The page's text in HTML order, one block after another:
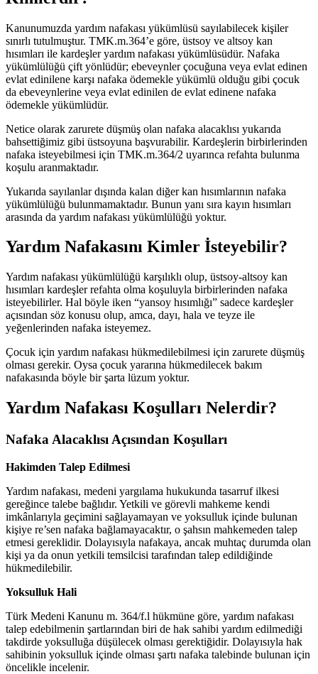
Kanunumuzda yardım nafakası yükümlüsü sayılabilecek kişiler
sınırlı tutulmuştur. TMK.m.364’e göre, üstsoy ve altsoy kan
hısımları ile kardeşler yardım nafakası yükümlüsüdür. Nafaka
yükümlülüğü çift yönlüdür; ebeveynler çocuğuna veya evlat edinen
evlat edinilene karşı nafaka ödemekle yükümlü olduğu gibi çocuk
da ebeveynlerine veya evlat edinilen de evlat edinene nafaka
ödemekle yükümlüdür.
Netice olarak zarurete düşmüş olan nafaka alacaklısı yukarıda
bahsettiğimiz gibi üstsoyuna başvurabilir. Kardeşlerin birbirlerinden
nafaka isteyebilmesi için TMK.m.364/2 uyarınca refahta bulunma
koşulu aranmaktadır.
Yukarıda sayılanlar dışında kalan diğer kan hısımlarının nafaka
yükümlülüğü bulunmamaktadır. Bunun yanı sıra kayın hısımları
arasında da yardım nafakası yükümlülüğü yoktur.
Yardım Nafakasını Kimler İsteyebilir?
Yardım nafakası yükümlülüğü karşılıklı olup, üstsoy-altsoy kan
hısımları kardeşler refahta olma koşuluyla birbirlerinden nafaka
isteyebilirler. Hal böyle iken “yansoy hısımlığı” sadece kardeşler
açısından söz konusu olup, amca, dayı, hala ve teyze ile
yeğenlerinden nafaka isteyemez.
Çocuk için yardım nafakası hükmedilebilmesi için zarurete düşmüş
olması gerekir. Oysa çocuk yararına hükmedilecek bakım
nafakasında böyle bir şarta lüzum yoktur.
Yardım Nafakası Koşulları Nelerdir?
Nafaka Alacaklısı Açısından Koşulları
Hakimden Talep Edilmesi
Yardım nafakası, medeni yargılama hukukunda tasarruf ilkesi
gereğince talebe bağlıdır. Yetkili ve görevli mahkeme kendi
imkânlarıyla geçimini sağlayamayan ve yoksulluk içinde bulunan
kişiye re’sen nafaka bağlamayacaktır, o şahsın mahkemeden talep
etmesi gereklidir. Dolayısıyla nafakaya, ancak muhtaç durumda olan
kişi ya da onun yetkili temsilcisi tarafından talep edildiğinde
hükmedilebilir.
Yoksulluk Hali
Türk Medeni Kanunu m. 364/f.l hükmüne göre, yardım nafakası
talep edebilmenin şartlarından biri de hak sahibi yardım edilmediği
takdirde yoksulluğa düşülecek olması gerektiğidir. Dolayısıyla hak
sahibinin yoksulluk içinde olması şartı nafaka talebinde bulunan için
öncelikle incelenir.